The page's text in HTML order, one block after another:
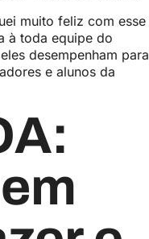
muito feliz com esse
à toda equipe do
desempenham para
e alunos da